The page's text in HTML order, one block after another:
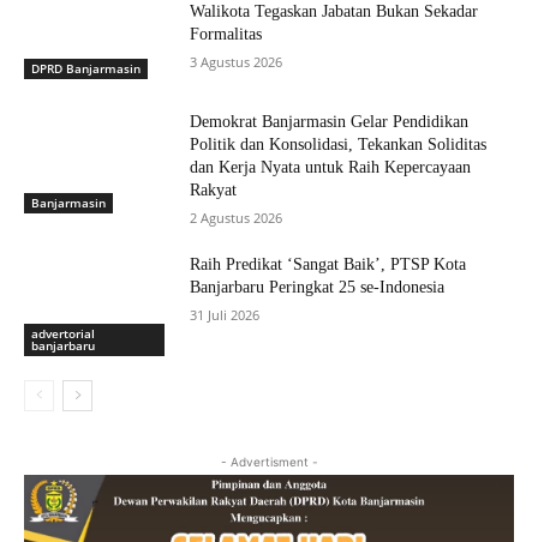
DPRD Banjarmasin
Walikota Tegaskan Jabatan Bukan Sekadar
Formalitas
3 Agustus 2026
Banjarmasin
Demokrat Banjarmasin Gelar Pendidikan
Politik dan Konsolidasi, Tekankan Soliditas
dan Kerja Nyata untuk Raih Kepercayaan
Rakyat
2 Agustus 2026
advertorial
banjarbaru
Raih Predikat ‘Sangat Baik’, PTSP Kota
Banjarbaru Peringkat 25 se-Indonesia
31 Juli 2026
- Advertisment -